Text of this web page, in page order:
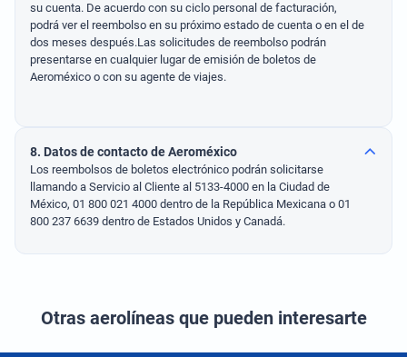
su cuenta. De acuerdo con su ciclo personal de facturación,
podrá ver el reembolso en su próximo estado de cuenta o en el de
dos meses después.Las solicitudes de reembolso podrán
presentarse en cualquier lugar de emisión de boletos de
Aeroméxico o con su agente de viajes.
8. Datos de contacto de Aeroméxico
Los reembolsos de boletos electrónico podrán solicitarse
llamando a Servicio al Cliente al 5133-4000 en la Ciudad de
México, 01 800 021 4000 dentro de la República Mexicana o 01
800 237 6639 dentro de Estados Unidos y Canadá.
Otras aerolíneas que pueden interesarte